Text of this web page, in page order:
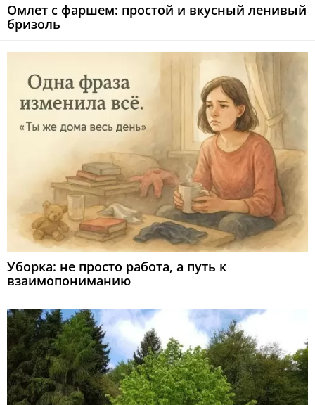
Омлет с фаршем: простой и вкусный ленивый
бризоль
Уборка: не просто работа, а путь к
взаимопониманию